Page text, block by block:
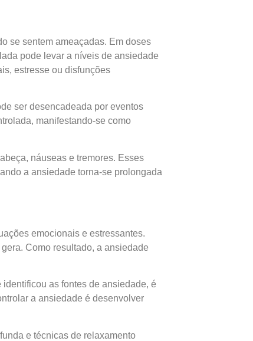
se sentem ameaçadas. Em doses
pode levar a níveis de ansiedade
estresse ou disfunções
ser desencadeada por eventos
manifestando-se como
náuseas e tremores. Esses
a ansiedade torna-se prolongada
emocionais e estressantes.
Como resultado, a ansiedade
as fontes de ansiedade, é
a ansiedade é desenvolver
e técnicas de relaxamento